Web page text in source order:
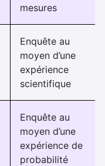
mesures
Enquête au
moyen d’une
expérience
scientifique
Enquête au
moyen d’une
expérience de
probabilité